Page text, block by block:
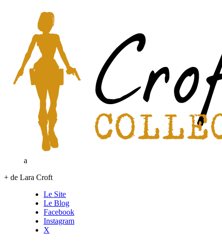
a
+ de Lara Croft
Le Site
Le Blog
Facebook
Instagram
X